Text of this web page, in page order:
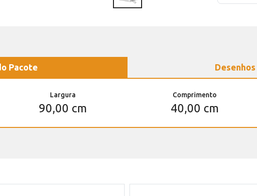
Pacote
Largura
90,00 cm
Comprimento
40,00 cm